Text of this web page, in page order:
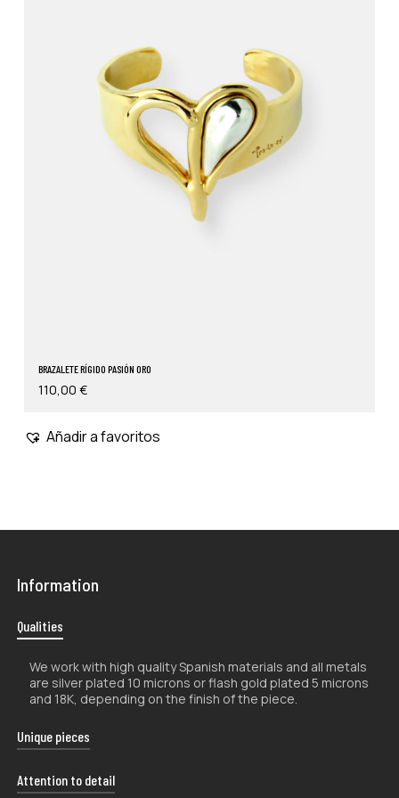
BRAZALETE RÍGIDO PASIÓN ORO
110,00 €
Añadir a favoritos
Information
Qualities
We work with high quality Spanish materials and all metals
are silver plated 10 microns or flash gold plated 5 microns
and 18K, depending on the finish of the piece.
Unique pieces
The handcrafted nature of our products makes them
unique, so their shape and color may vary slightly from
Attention to detail